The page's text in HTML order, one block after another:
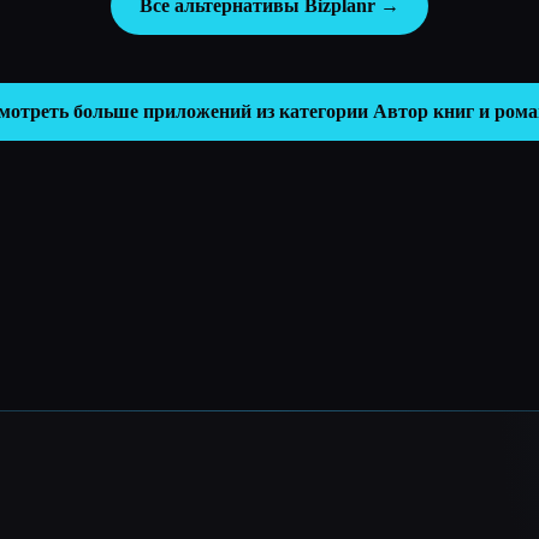
Все альтернативы Bizplanr →
больше приложений из категории Автор книг и